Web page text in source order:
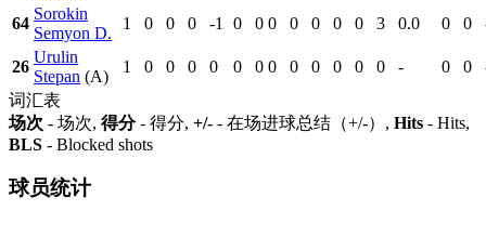
64
Sorokin
Semyon D.
1 0 0 0 -1 0 0 0 0 0 0 0 3 0.0 0 0
26
Urulin
Stepan (A)
1 0 0 0 0 0 0 0 0 0 0 0 0 - 0 0
词汇表
场次 - 场次, 得分- 得分, +/- - 在场进球总结（+/-）, Hits - Hits,
BLS - Blocked shots
球员统计